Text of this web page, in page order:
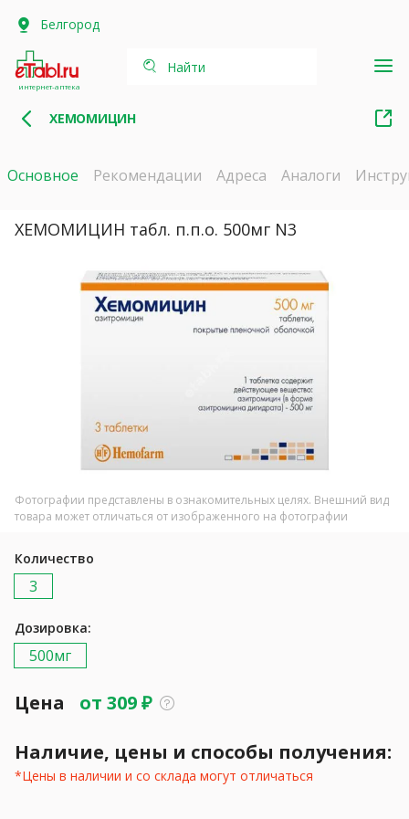
Белгород
интернет-аптека
Найти
ХЕМОМИЦИН
Основное Рекомендации Адреса Аналоги
ХЕМОМИЦИН табл. п.п.о. 500мг N3
Фотографии представлены в ознакомительных целях. Внешний вид
товара может отличаться от изображенного на фотографии
Количество
3
Дозировка:
500мг
Цена от 309₽
Наличие, цены и способы получения:
*Цены в наличии и со склада могут отличаться